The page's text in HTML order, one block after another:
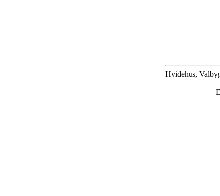
Hvidehus,